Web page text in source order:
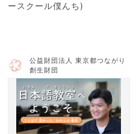
ースクール僕んち)
公益財団法人 東京都つながり
創生財団